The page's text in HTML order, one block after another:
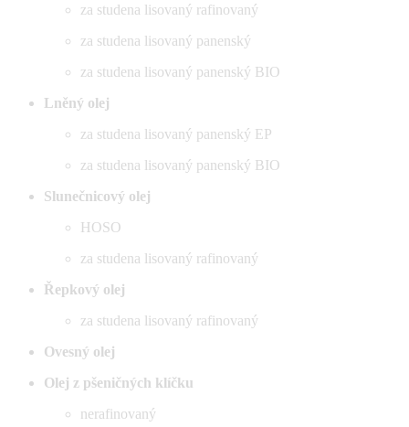
za studena lisovaný rafinovaný
za studena lisovaný panenský
za studena lisovaný panenský BIO
Lněný olej
za studena lisovaný panenský EP
za studena lisovaný panenský BIO
Slunečnicový olej
HOSO
za studena lisovaný rafinovaný
Řepkový olej
za studena lisovaný rafinovaný
Ovesný olej
Olej z pšeničných klíčku
nerafinovaný